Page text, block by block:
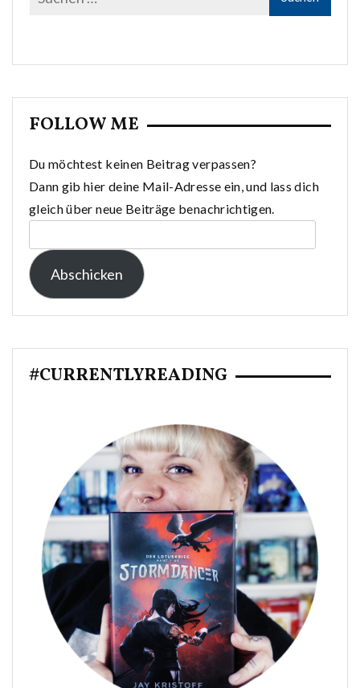
FOLLOW ME
Du möchtest keinen Beitrag verpassen?
Dann gib hier deine Mail-Adresse ein, und lass dich
gleich über neue Beiträge benachrichtigen.
Mail-
Adresse:
Abschicken
#CURRENTLYREADING